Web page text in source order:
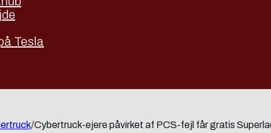
Tesla
/Cybertruck-ejere påvirket af PCS-fejl får gratis